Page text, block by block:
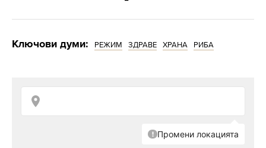
хормони, и е от съществено значение за
ценните източници на протеини е камбалата -
само 223 калории).
Той е основният витамин, необходим за
доброто състояние на костната система, тъй
Ключови думи: РЕЖИМ ЗДРАВЕ ХРАНА РИБА